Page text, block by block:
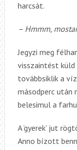
harcsát.
– Hmmm,
Jegyzi meg
visszaintést küld
továbbsiklik a
másodperc után
belesimul a
A ‘gyerek’ jut
Anno bízott